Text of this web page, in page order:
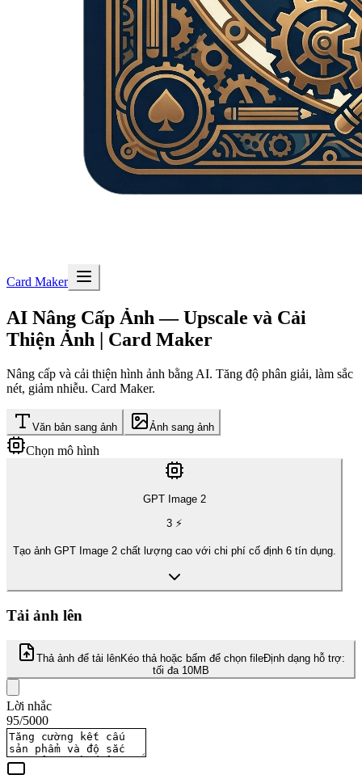
Card Maker
AI Nâng Cấp Ảnh — Upscale và Cải
Thiện Ảnh | Card Maker
Nâng cấp và cải thiện hình ảnh bằng AI. Tăng độ phân giải, làm sắc
nét, giảm nhiễu. Card Maker.
Văn bản sang ảnh Ảnh sang ảnh
Chọn mô hình
GPT Image 2
3 ⚡
Tạo ảnh GPT Image 2 chất lượng cao với chi phí cố định 6 tín dụng.
Tải ảnh lên
Thả ảnh để tải lênKéo thả hoặc bấm để chọn fileĐịnh dạng hỗ trợ:
tối đa 10MB
Lời nhắc
95/5000